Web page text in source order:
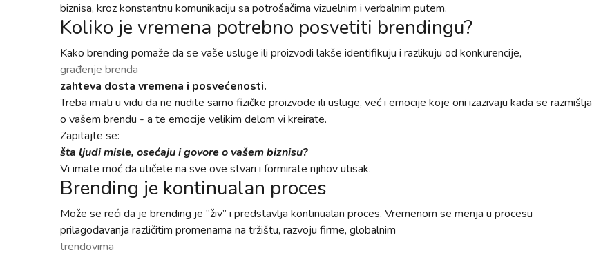
biznisa, kroz konstantnu komunikaciju sa potrošačima vizuelnim i verbalnim putem.
Koliko je vremena potrebno posvetiti brendingu?
Kako brending pomaže da se vaše usluge ili proizvodi lakše identifikuju i razlikuju od konkurencije,
građenje brenda
zahteva dosta vremena i posvećenosti.
Treba imati u vidu da ne nudite samo fizičke proizvode ili usluge, već i emocije koje oni izazivaju kada se razmišlja
o vašem brendu - a te emocije velikim delom vi kreirate.
Zapitajte se:
šta ljudi misle, osećaju i govore o vašem biznisu?
Vi imate moć da utičete na sve ove stvari i formirate njihov utisak.
Brending je kontinualan proces
Može se reći da je brending je “živ” i predstavlja kontinualan proces. Vremenom se menja u procesu
prilagođavanja različitim promenama na tržištu, razvoju firme, globalnim
trendovima